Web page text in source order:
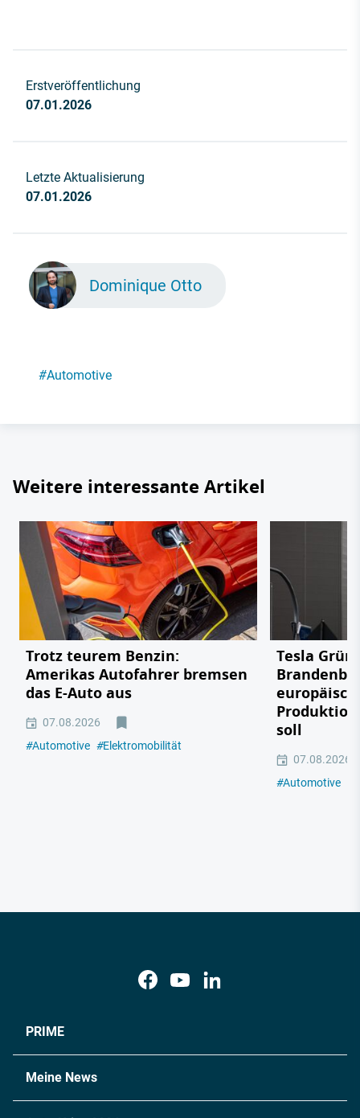
Erstveröffentlichung
07.01.2026
Letzte Aktualisierung
07.01.2026
Dominique Otto
#Automotive
Weitere interessante Artikel
Trotz teurem Benzin:
Amerikas Autofahrer bremsen
das E-Auto aus
07.08.2026
#Automotive #Elektromobilität
Tesla
soll
07.08.2026
#Automotive
PRIME
Meine News